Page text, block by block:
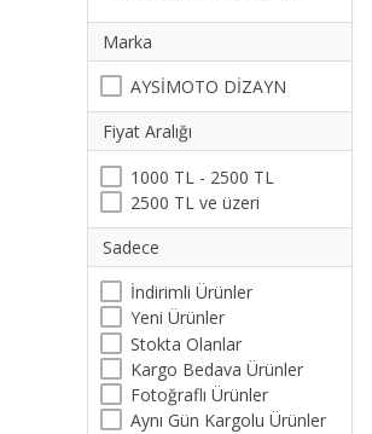
Marka
AYSİMOTO DİZAYN
Fiyat Aralığı
1000 TL - 2500 TL
2500 TL ve üzeri
Sadece
İndirimli Ürünler
Yeni Ürünler
Stokta Olanlar
Kargo Bedava Ürünler
Fotoğraflı Ürünler
Aynı Gün Kargolu Ürünler